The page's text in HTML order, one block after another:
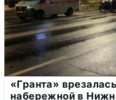
«Гранта»
набережной в